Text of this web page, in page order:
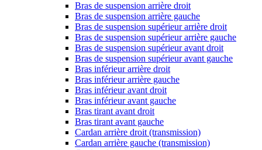
Bras de suspension arrière droit
Bras de suspension arrière gauche
Bras de suspension supérieur arrière droit
Bras de suspension supérieur arrière gauche
Bras de suspension supérieur avant droit
Bras de suspension supérieur avant gauche
Bras inférieur arrière droit
Bras inférieur arrière gauche
Bras inférieur avant droit
Bras inférieur avant gauche
Bras tirant avant droit
Bras tirant avant gauche
Cardan arrière droit (transmission)
Cardan arrière gauche (transmission)